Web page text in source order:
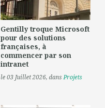
Gentilly troque Microsoft
pour des solutions
françaises, à
commencer par son
intranet
le 03 Juillet 2026, dansProjets